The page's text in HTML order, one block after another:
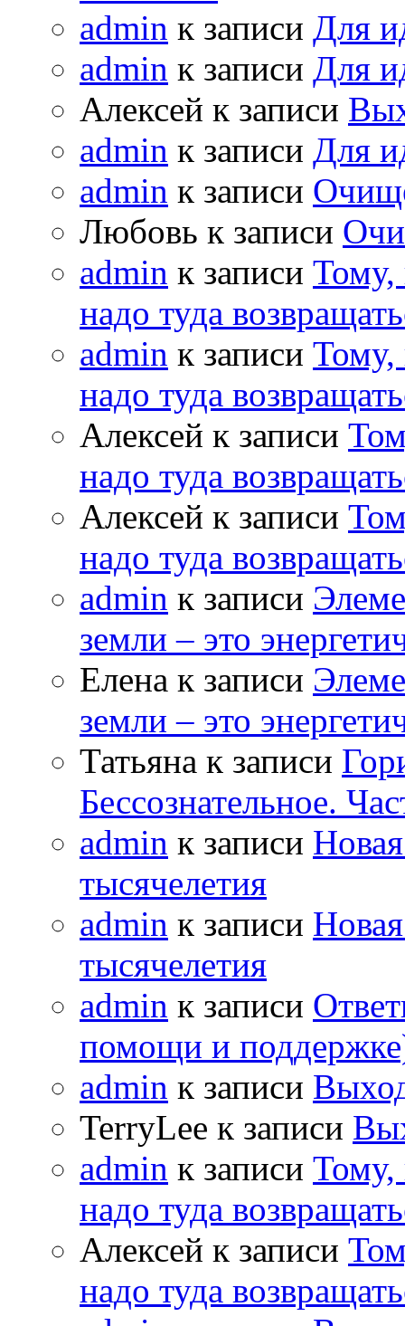
admin к записи Для
admin к записи Для
Алексей к записи
admin к записи Для
admin к записи
Любовь к записи
admin к записи Тому,
надо туда
admin к записи Тому,
надо туда
Алексей к записи
надо туда
Алексей к записи
надо туда
admin к записи
земли – это
Елена к записи
земли – это
Татьяна к записи
Бессознательное.
admin к записи
тысячелетия
admin к записи
тысячелетия
admin к записи
помощи и
admin к записи
TerryLee к записи
admin к записи Тому,
надо туда
Алексей к записи
надо туда